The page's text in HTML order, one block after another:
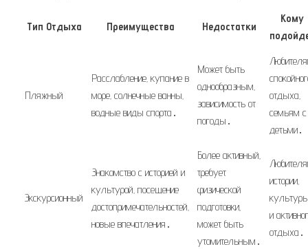
Тип Отдыха Преимущества Недостатки
Кому
Пляжный
Расслабление‚ купание в
море‚ солнечные ванны‚
водные виды спорта․
Может быть
однообразным‚
зависимость от
погоды․
отдыха‚
семьям с
детьми․
Экскурсионный
Знакомство с историей и
культурой‚ посещение
достопримечательностей‚
новые впечатления․
Более активный‚
требует
физической
подготовки‚
может быть
утомительным․
истории‚
и
отдыха․